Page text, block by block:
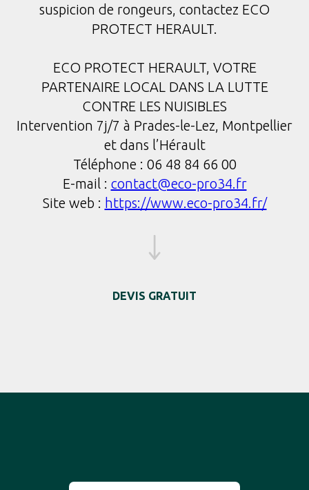
suspicion de rongeurs, contactez ECO
PROTECT HERAULT.
ECO PROTECT HERAULT, VOTRE
PARTENAIRE LOCAL DANS LA LUTTE
CONTRE LES NUISIBLES
Intervention 7j/7 à Prades-le-Lez, Montpellier
et dans l’Hérault
Téléphone : 06 48 84 66 00
E-mail : contact@eco-pro34.fr
Site web : https://www.eco-pro34.fr/
DEVIS GRATUIT